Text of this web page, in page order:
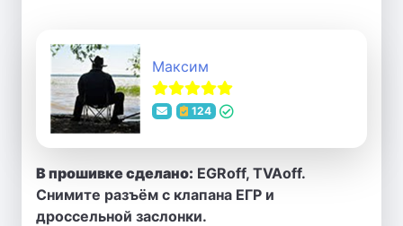
Максим
124
В прошивке сделано: EGRoff, TVAoff.
Снимите разъём с клапана ЕГР и
дроссельной заслонки.